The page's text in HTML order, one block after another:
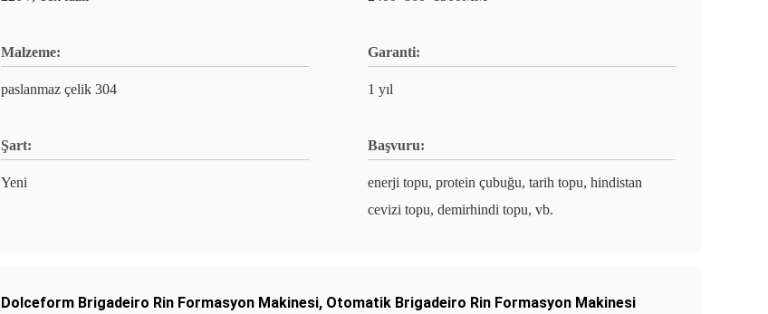
Malzeme:
paslanmaz çelik 304
Garanti:
1 yıl
Şart:
Yeni
Başvuru:
enerji topu, protein çubuğu, tarih topu, hindistan
cevizi topu, demirhindi topu, vb.
Dolceform Brigadeiro Rin Formasyon Makinesi, Otomatik Brigadeiro Rin Formasyon Makinesi